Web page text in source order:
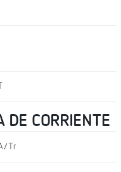
DE CORRIENTE
Tr